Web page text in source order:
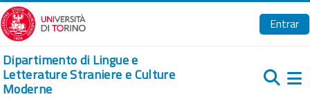
Ir para o conteúdo principal
Entrar
Dipartimento di Lingue e
Letterature Straniere e Culture
Moderne